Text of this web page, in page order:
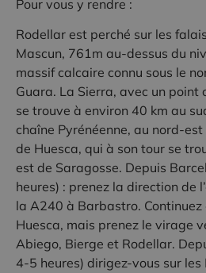
Pour vous y rendre :
Rodellar est perché sur les
Mascun, 761m au-dessus du
massif calcaire connu sous le
Guara. La Sierra, avec un point
se trouve à environ 40 km au
chaîne Pyrénéenne, au nord-
de Huesca, qui à son tour se
est de Saragosse. Depuis
heures) : prenez la direction de
la A240 à Barbastro. Continuez
Huesca, mais prenez le virage
Abiego, Bierge et Rodellar.
4-5 heures) dirigez-vous sur les